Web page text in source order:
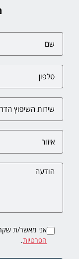
אני מאשר/ת
הפרטיות.